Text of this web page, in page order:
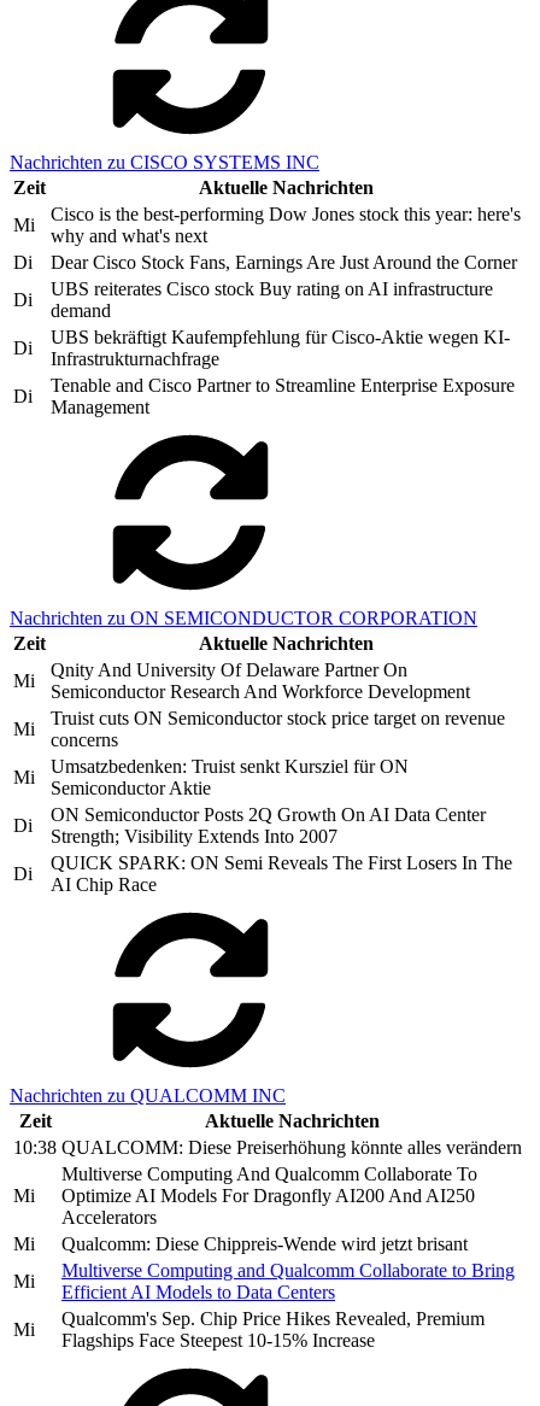
Nachrichten zu CISCO SYSTEMS INC
Zeit
Aktuelle Nachrichten
Mi
Cisco is the best-performing Dow Jones stock this year: here's
why and what's next
Di
Dear Cisco Stock Fans, Earnings Are Just Around the Corner
Di
UBS reiterates Cisco stock Buy rating on AI infrastructure
demand
Di
UBS bekräftigt Kaufempfehlung für Cisco-Aktie wegen KI-
Infrastrukturnachfrage
Di
Tenable and Cisco Partner to Streamline Enterprise Exposure
Management
Nachrichten zu ON SEMICONDUCTOR CORPORATION
Zeit
Aktuelle Nachrichten
Mi
Qnity And University Of Delaware Partner On
Semiconductor Research And Workforce Development
Mi
Truist cuts ON Semiconductor stock price target on revenue
concerns
Mi
Umsatzbedenken: Truist senkt Kursziel für ON
Semiconductor Aktie
Di
ON Semiconductor Posts 2Q Growth On AI Data Center
Strength; Visibility Extends Into 2007
Di
QUICK SPARK: ON Semi Reveals The First Losers In The
AI Chip Race
Nachrichten zu QUALCOMM INC
Zeit
Aktuelle Nachrichten
10:38 QUALCOMM: Diese Preiserhöhung könnte alles verändern
Mi
Multiverse Computing And Qualcomm Collaborate To
Optimize AI Models For Dragonfly AI200 And AI250
Accelerators
Mi
Qualcomm: Diese Chippreis-Wende wird jetzt brisant
Mi
Multiverse Computing and Qualcomm Collaborate to Bring
Efficient AI Models to Data Centers
Mi
Qualcomm's Sep. Chip Price Hikes Revealed, Premium
Flagships Face Steepest 10-15% Increase